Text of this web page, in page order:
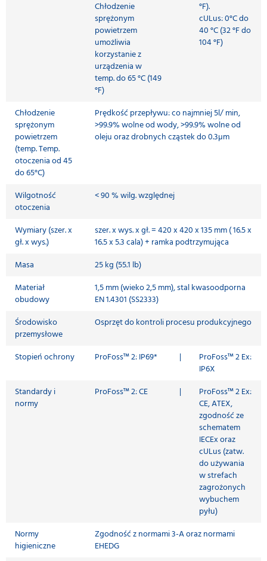
Chłodzenie
sprężonym
powietrzem
umożliwia
korzystanie z
urządzenia w
temp. do 65 °C (149
°F)
°F).
cULus: 0°C do
40 °C (32 °F do
104 °F)
Chłodzenie
sprężonym
powietrzem
(temp. Temp.
otoczenia od 45
do 65°C)
Prędkość przepływu: co najmniej 5l/ min,
>99.9% wolne od wody, >99.9% wolne od
oleju oraz drobnych cząstek do 0.3µm
Wilgotność
otoczenia
< 90 % wilg. względnej
Wymiary (szer. x
gł. x wys.)
szer. x wys. x gł. = 420 x 420 x 135 mm ( 16.5 x
16.5 x 5.3 cala) + ramka podtrzymująca
Masa
25 kg (55.1 lb)
Materiał
obudowy
1,5 mm (wieko 2,5 mm), stal kwasoodporna
EN 1.4301 (SS2333)
Środowisko
przemysłowe
Osprzęt do kontroli procesu produkcyjnego
Stopień ochrony ProFoss™ 2: IP69* |
ProFoss™ 2 Ex:
IP6X
Standardy i
normy
ProFoss™ 2: CE |
ProFoss™ 2 Ex:
CE, ATEX,
zgodność ze
schematem
IECEx oraz
cULus (zatw.
do używania
w strefach
zagrożonych
wybuchem
pyłu)
Normy
higieniczne
Zgodność z normami 3-A oraz normami
EHEDG